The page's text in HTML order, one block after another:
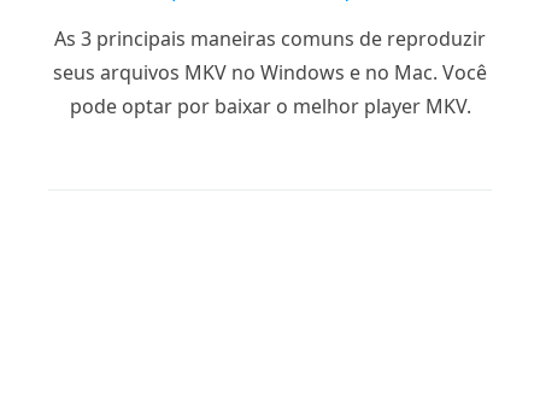
As 3 principais maneiras comuns de reproduzir
seus arquivos MKV no Windows e no Mac. Você
pode optar por baixar o melhor player MKV.